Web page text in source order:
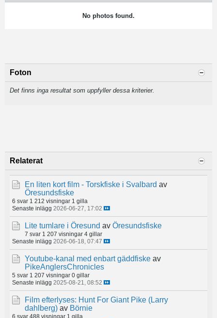
No photos found.
Foton
Det finns inga resultat som uppfyller dessa kriterier.
Relaterat
En liten kort film - Torskfiske i Svalbard av
Öresundsfiske
6 svar 1 212 visningar 1 gilla
Senaste inlägg 2026-06-27, 17:02
Lite tumlare i Öresund av Öresundsfiske
7 svar 1 207 visningar 4 gillar
Senaste inlägg 2026-06-18, 07:47
Youtube-kanal med enbart gäddfiske av
PikeAnglersChronicles
5 svar 1 207 visningar 0 gillar
Senaste inlägg 2025-08-21, 08:52
Film efterlyses: Hunt For Giant Pike (Larry
dahlberg) av Börnie
6 svar 488 visningar 1 gilla